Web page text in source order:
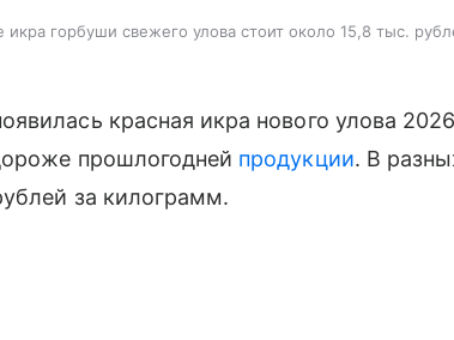
горбуши свежего улова стоит около 15,8 тыс.
красная икра нового улова
прошлогодней продукции. В
за килограмм.